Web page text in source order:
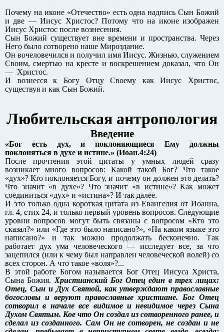
Почему на иконе «Отечество» есть одна надпись Сын Божий
и две — Иисус Христос? Потому что на иконе изображен
Иисус Христос после вознесения.
Сын Божий существует вне времени и пространства. Через
Него было сотворено наше Мироздание.
Он вочеловечился и получил имя Иисус. Жизнью, служением
Своим, смертью на кресте и воскрешением доказал, что Он
— Христос.
И вознесся к Богу Отцу Своему как Иисус Христос,
существуя и как Сын Божий.
Любительская антропология
Введение
«Бог есть дух, и поклоняющиеся Ему должны
поклоняться в духе и истине.» (Иоан.4:24)
После прочтения этой цитаты у умных людей сразу
возникает много вопросов: Какой такой Бог? Что такое
«дух»? Кто поклоняется Богу, и почему он должен это делать?
Что значит «в духе»? Что значит «в истине»? Как может
соединиться «дух» и «истина»? И так далее.
И это только одна короткая цитата из Евангелия от Иоанна,
гл. 4, стих 24, и только первый уровень вопросов. Следующие
уровни вопросов могут быть связаны с вопросом «Кто это
сказал?» или «Где это было написано?», «На каком языке это
написано?» и так можно продолжать бесконечно. Так
работает дух ума человеческого — исследует все, за что
зацепился (или к чему был направлен человеческой волей) со
всех сторон. А что такое «воля»?...
В этой работе Богом называется Бог Отец Иисуса Христа,
Сына Божия. Христианский Бог Отец един в трех лицах:
Отец, Сын и Дух Святой, как утверждают православные
богословы и веруют православные христиане. Бог Отец
сотворил в начале все видимое и невидимое через Сына
Духом Святым. Кое что Он создал из сотворенного ранее, и
сделал из созданного. Сам Он не сотворен, не создан и не